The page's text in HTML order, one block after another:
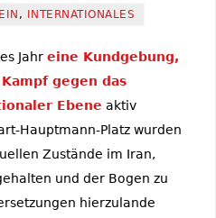
, INTERNATIONALES
Jahr eine Kundgebung,
gegen das
Ebene aktiv
Hauptmann-Platz wurden
Zustände im Iran,
und der Bogen zu
hierzulande